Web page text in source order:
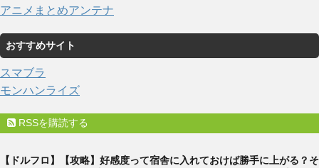
アニメまとめアンテナ
おすすめサイト
スマブラ
モンハンライズ
RSSを購読する
【ドルフロ】【攻略】好感度って宿舎に入れておけば勝手に上がる？そ